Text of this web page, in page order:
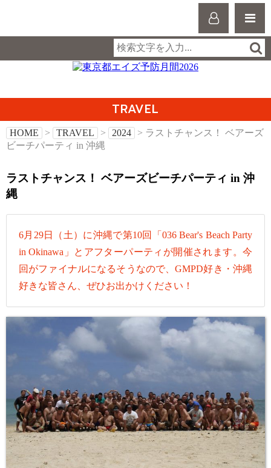
TRAVEL
HOME > TRAVEL > 2024
> ラストチャンス！ ベアーズ
ビーチパーティ in 沖縄
ラストチャンス！ ベアーズビーチパーティ in 沖
縄
6月29日（土）に沖縄で第10回「036 Bear's Beach Party
in Okinawa」とアフターパーティが開催されます。今
回がファイナルになるそうなので、GMPD好き・沖縄
好きな皆さん、ぜひお出かけください！